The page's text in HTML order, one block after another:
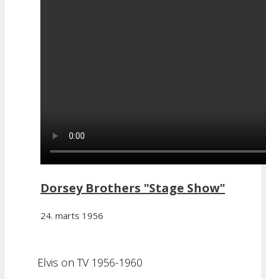
Dorsey Brothers "Stage Show"
24. marts 1956
Elvis on TV 1956-1960